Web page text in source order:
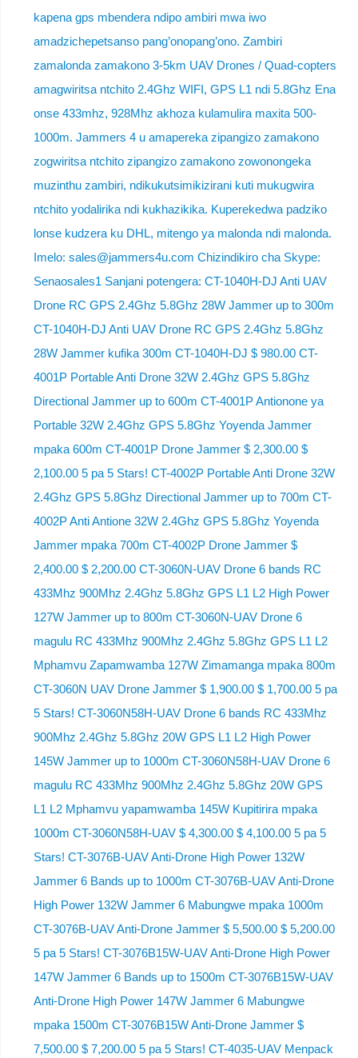
kapena gps mbendera ndipo ambiri mwa iwo
amadzichepetsanso pang’onopang’ono. Zambiri
zamalonda zamakono 3-5km UAV Drones / Quad-copters
amagwiritsa ntchito 2.4Ghz WIFI, GPS L1 ndi 5.8Ghz Ena
onse 433mhz, 928Mhz akhoza kulamulira maxita 500-
1000m. Jammers 4 u amapereka zipangizo zamakono
zogwiritsa ntchito zipangizo zamakono zowonongeka
muzinthu zambiri, ndikukutsimikizirani kuti mukugwira
ntchito yodalirika ndi kukhazikika. Kuperekedwa padziko
lonse kudzera ku DHL, mitengo ya malonda ndi malonda.
Imelo: sales@jammers4u.com Chizindikiro cha Skype:
Senaosales1 Sanjani potengera: CT-1040H-DJ Anti UAV
Drone RC GPS 2.4Ghz 5.8Ghz 28W Jammer up to 300m
CT-1040H-DJ Anti UAV Drone RC GPS 2.4Ghz 5.8Ghz
28W Jammer kufika 300m CT-1040H-DJ $ 980.00 CT-
4001P Portable Anti Drone 32W 2.4Ghz GPS 5.8Ghz
Directional Jammer up to 600m CT-4001P Antionone ya
Portable 32W 2.4Ghz GPS 5.8Ghz Yoyenda Jammer
mpaka 600m CT-4001P Drone Jammer $ 2,300.00 $
2,100.00 5 pa 5 Stars! CT-4002P Portable Anti Drone 32W
2.4Ghz GPS 5.8Ghz Directional Jammer up to 700m CT-
4002P Anti Antione 32W 2.4Ghz GPS 5.8Ghz Yoyenda
Jammer mpaka 700m CT-4002P Drone Jammer $
2,400.00 $ 2,200.00 CT-3060N-UAV Drone 6 bands RC
433Mhz 900Mhz 2.4Ghz 5.8Ghz GPS L1 L2 High Power
127W Jammer up to 800m CT-3060N-UAV Drone 6
magulu RC 433Mhz 900Mhz 2.4Ghz 5.8Ghz GPS L1 L2
Mphamvu Zapamwamba 127W Zimamanga mpaka 800m
CT-3060N UAV Drone Jammer $ 1,900.00 $ 1,700.00 5 pa
5 Stars! CT-3060N58H-UAV Drone 6 bands RC 433Mhz
900Mhz 2.4Ghz 5.8Ghz 20W GPS L1 L2 High Power
145W Jammer up to 1000m CT-3060N58H-UAV Drone 6
magulu RC 433Mhz 900Mhz 2.4Ghz 5.8Ghz 20W GPS
L1 L2 Mphamvu yapamwamba 145W Kupitirira mpaka
1000m CT-3060N58H-UAV $ 4,300.00 $ 4,100.00 5 pa 5
Stars! CT-3076B-UAV Anti-Drone High Power 132W
Jammer 6 Bands up to 1000m CT-3076B-UAV Anti-Drone
High Power 132W Jammer 6 Mabungwe mpaka 1000m
CT-3076B-UAV Anti-Drone Jammer $ 5,500.00 $ 5,200.00
5 pa 5 Stars! CT-3076B15W-UAV Anti-Drone High Power
147W Jammer 6 Bands up to 1500m CT-3076B15W-UAV
Anti-Drone High Power 147W Jammer 6 Mabungwe
mpaka 1500m CT-3076B15W Anti-Drone Jammer $
7,500.00 $ 7,200.00 5 pa 5 Stars! CT-4035-UAV Menpack